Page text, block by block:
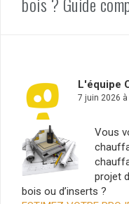
L'équipe
7 juin 2026
Vous
projet
bois ou d’inserts ?